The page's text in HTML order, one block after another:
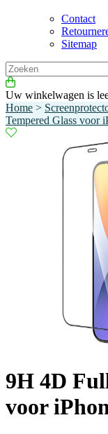
Contact
Sitemap
Uw winkelwagen is
Home >
Tempered Glass voor
9H 4D
voor